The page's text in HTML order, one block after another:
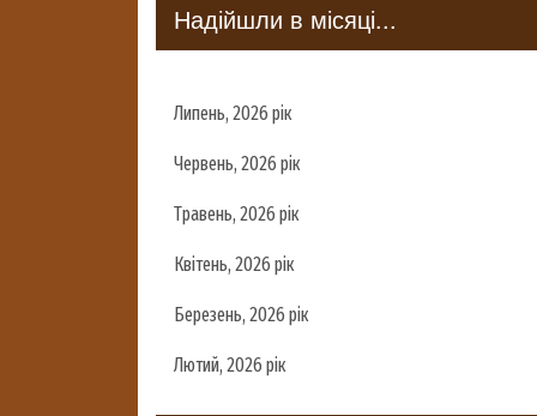
Надійшли в місяці...
Липень, 2026 рік
Червень, 2026 рік
Травень, 2026 рік
Квітень, 2026 рік
Березень, 2026 рік
Лютий, 2026 рік